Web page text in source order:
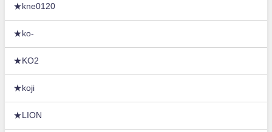
★kne0120
★ko-
★KO2
★koji
★LION